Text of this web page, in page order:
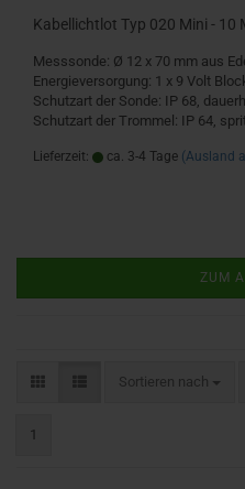
Kabellichtlot Typ 020 Mini - 10
Messsonde: Ø 12 x 70 mm aus
Energieversorgung: 1 x 9 Volt
Schutzart der Sonde: IP 68,
Schutzart der Trommel: IP 64,
Lieferzeit: ca. 3-4 Tage (Ausland
ZUM
Sortieren nach
Sortieren nach
1